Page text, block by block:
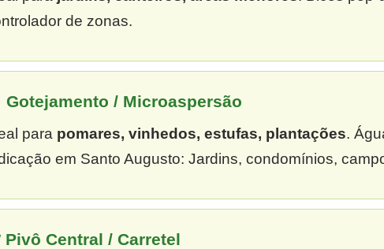
de zonas.
Gotejamento / Microaspersão
para pomares, vinhedos, estufas, plantações.
em Santo Augusto: Jardins, condomínios,
Central / Carretel